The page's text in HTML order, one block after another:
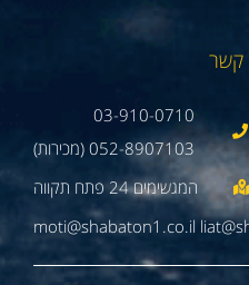
קשר
03-910-0710
052-8907103 (מכירות)
moti@shabaton1.co.il